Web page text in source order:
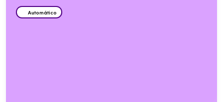
Automático